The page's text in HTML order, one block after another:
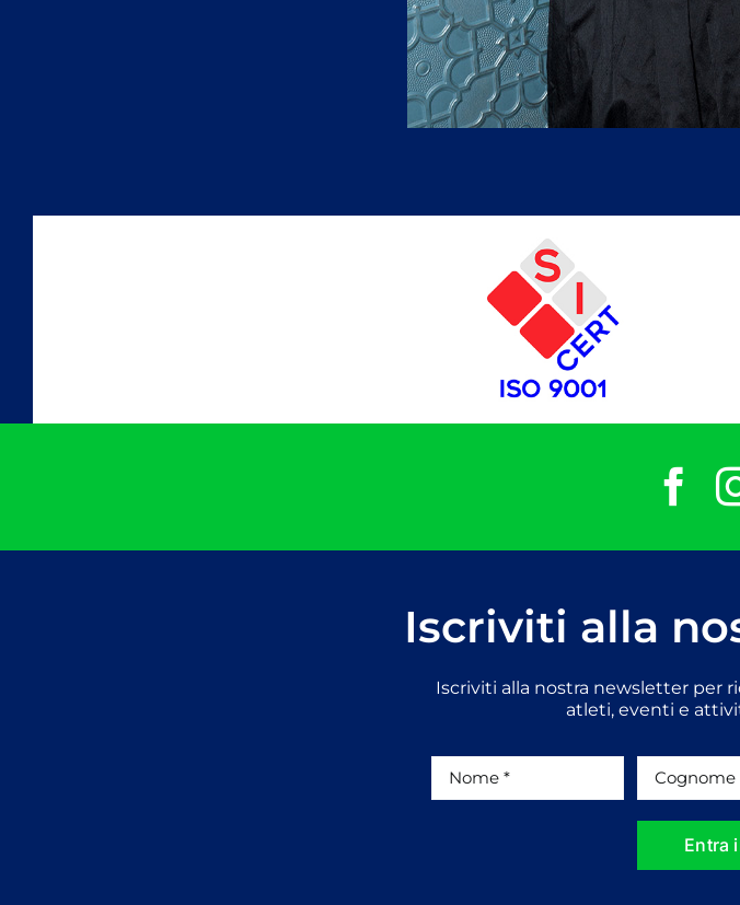
Iscriviti alla
Iscriviti alla nostra newsletter per
atleti, eventi e
Entra